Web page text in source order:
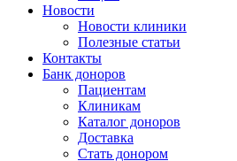
Новости
Новости клиники
Полезные статьи
Контакты
Банк доноров
Пациентам
Клиникам
Каталог доноров
Доставка
Стать донором